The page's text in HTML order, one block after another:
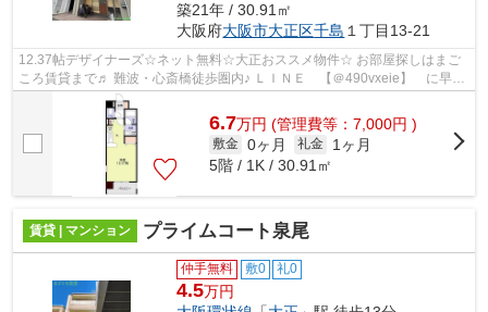
築21年 / 30.91㎡
大阪府大阪市大正区千島 １丁目13-21
12.37帖デザイナーズ☆ネット無料☆大正おススメ物件☆ お部屋探しはまご
ころ賃貸まで♬ 難波・心斎橋徒歩圏内♪ ＬＩＮＥ 【＠490vxeie】 に早速
ご連絡下さい！！ ☎06-6562-1777
6.7万円 (管理費等：7,000円 )
敷金 0ヶ月 礼金
1ヶ月
5階 / 1K / 30.91㎡
賃貸 | マンション プライムコート泉尾
仲手無料 敷0 礼0
4.5万円